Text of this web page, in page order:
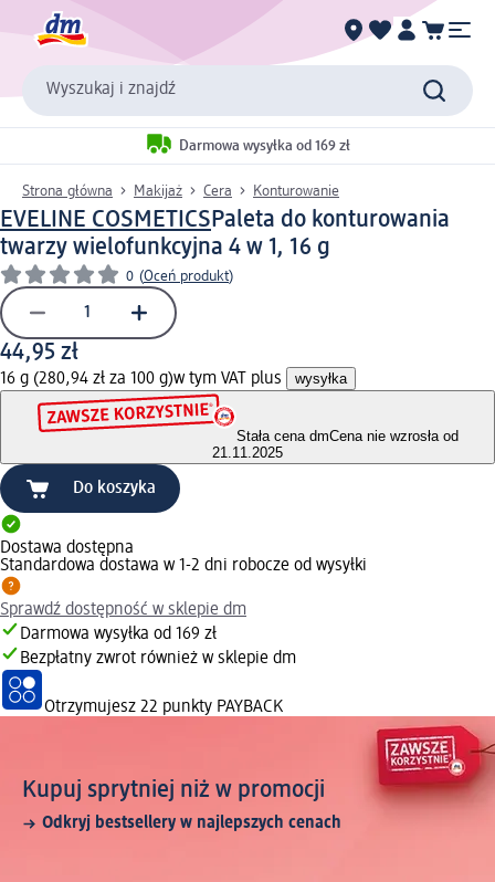
Wyszukaj i znajdź
Darmowa wysyłka od 169 zł
Strona główna Makijaż Cera Konturowanie
EVELINE COSMETICSPaleta do konturowania
twarzy wielofunkcyjna 4 w 1, 16 g
0 (Oceń produkt)
44,95 zł
16 g (280,94 zł za 100 g)w tym VAT plus wysyłka
Stała cena dmCena nie wzrosła od
21.11.2025
Do koszyka
Dostawa dostępna
Standardowa dostawa w 1-2 dni robocze od wysyłki
Sprawdź dostępność w sklepie dm
Darmowa wysyłka od 169 zł
Bezpłatny zwrot również w sklepie dm
Otrzymujesz 22 punkty PAYBACK
Kupuj sprytniej niż w promocji
Odkryj bestsellery w najlepszych cenach